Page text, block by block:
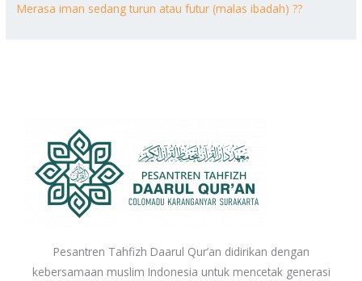
Merasa iman sedang turun atau futur (malas ibadah) ??
Pesantren Tahfizh Daarul Qur’an didirikan dengan
kebersamaan muslim Indonesia untuk mencetak generasi